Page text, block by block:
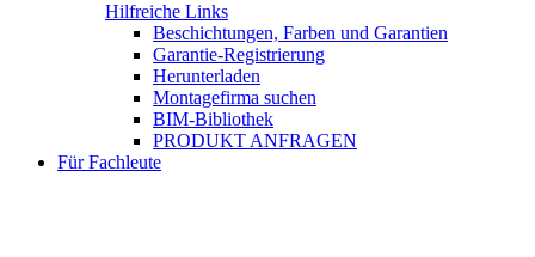
Hilfreiche Links
Beschichtungen, Farben und Garantien
Garantie-Registrierung
Herunterladen
Montagefirma suchen
BIM-Bibliothek
PRODUKT ANFRAGEN
Für Fachleute